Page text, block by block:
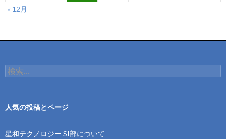
« 12月
検
索:
人気の投稿とページ
星和テクノロジー SI部について